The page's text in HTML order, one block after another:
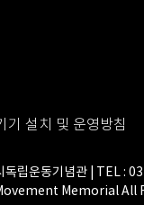
기 설치 및 운영방침
독립운동기념관 | TEL :
Memorial All